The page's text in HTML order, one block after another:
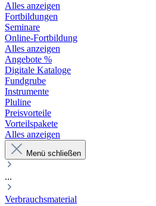
Alles anzeigen
Fortbildungen
Seminare
Online-Fortbildung
Alles anzeigen
Angebote %
Digitale Kataloge
Fundgrube
Instrumente
Pluline
Preisvorteile
Vorteilspakete
Alles anzeigen
Menü schließen
...
Verbrauchsmaterial